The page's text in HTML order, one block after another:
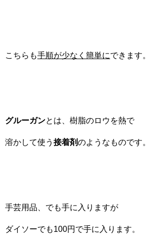
こちらも手順が少なく簡単にできます。
グルーガンとは、樹脂のロウを熱で
溶かして使う 接着剤のようなものです。
手芸用品、でも手に入りますが
ダイソーでも100円で手に入ります。